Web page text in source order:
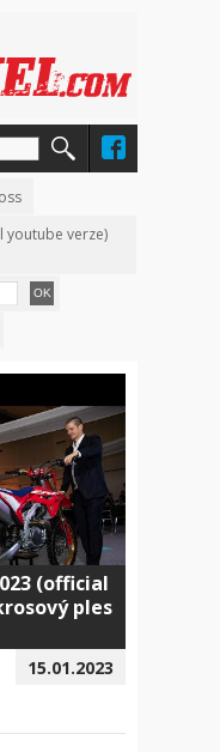
youtube verze)
(official
ples
15.01.2023